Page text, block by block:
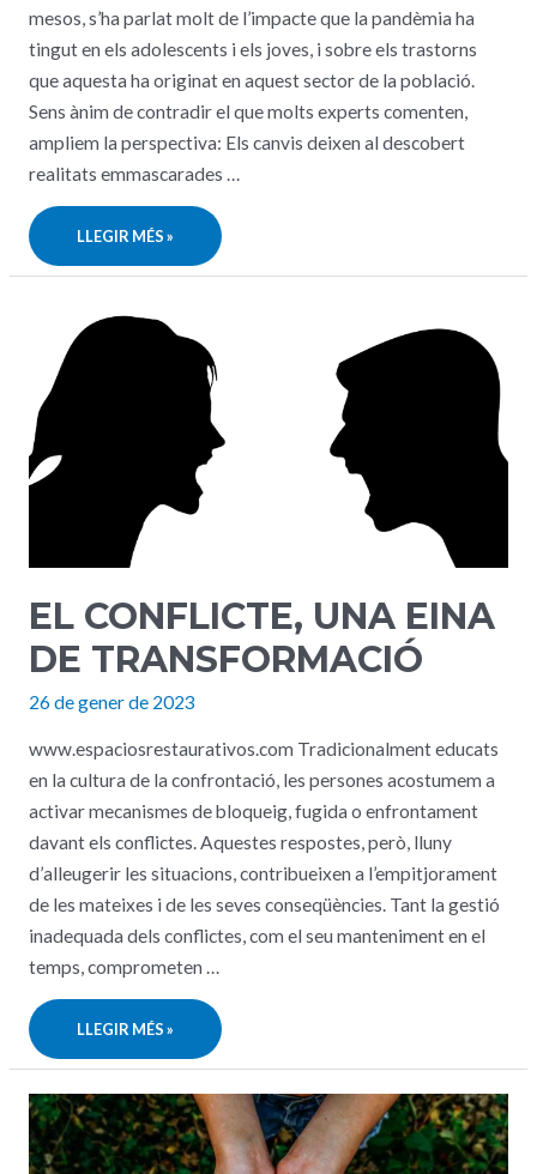
mesos, s’ha parlat molt de l’impacte que la pandèmia ha
tingut en els adolescents i els joves, i sobre els trastorns
que aquesta ha originat en aquest sector de la població.
Sens ànim de contradir el que molts experts comenten,
ampliem la perspectiva: Els canvis deixen al descobert
realitats emmascarades …
ADOLESCENTS,
JOVES
DESAFIAMENTS
ACTUALS
LLEGIR MÉS »
EL CONFLICTE, UNA EINA
DE TRANSFORMACIÓ
26 de gener de 2023
www.espaciosrestaurativos.com Tradicionalment educats
en la cultura de la confrontació, les persones acostumem a
activar mecanismes de bloqueig, fugida o enfrontament
davant els conflictes. Aquestes respostes, però, lluny
d’alleugerir les situacions, contribueixen a l’empitjorament
de les mateixes i de les seves conseqüències. Tant la gestió
inadequada dels conflictes, com el seu manteniment en el
temps, comprometen …
CONFLICTE,
EINA
DE
TRANSFORMACIÓ
LLEGIR MÉS »